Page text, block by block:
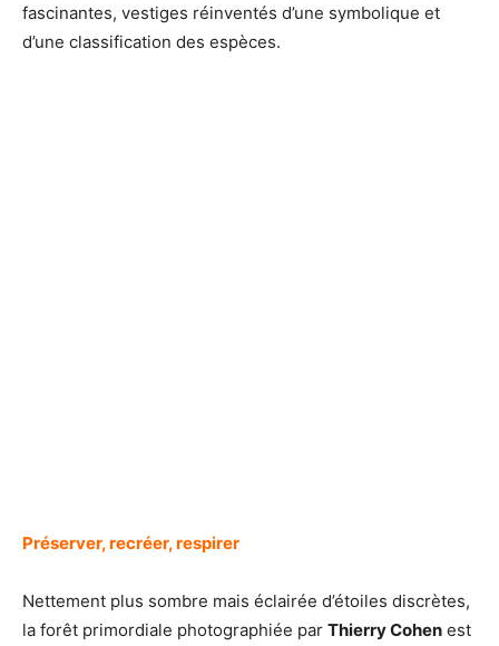
fascinantes, vestiges réinventés d’une symbolique et
d’une classification des espèces.
Préserver, recréer, respirer
Nettement plus sombre mais éclairée d’étoiles discrètes,
la forêt primordiale photographiée par Thierry Cohen est